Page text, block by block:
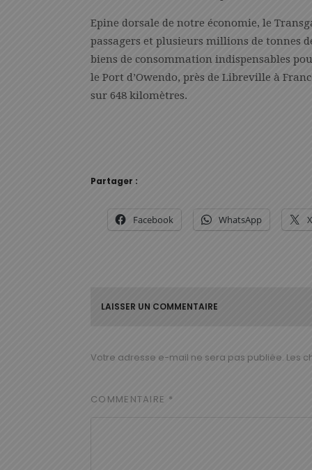
Epine dorsale de notre économie, le
passagers et plusieurs millions de tonnes
biens de consommation indispensables
le Port d’Owendo, près de Libreville à
sur 648 kilomètres.
Partager :
Facebook WhatsApp X
LAISSER UN COMMENTAIRE
Votre adresse e-mail ne sera pas publiée. Les
COMMENTAIRE *